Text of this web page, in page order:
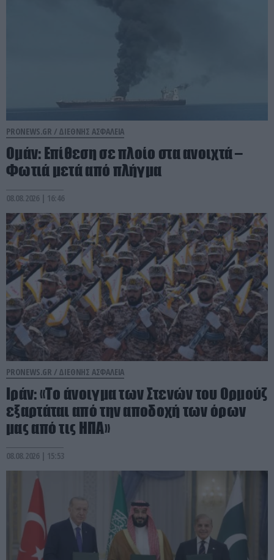
PRONEWS.GR / ΔΙΕΘΝΗΣ ΑΣΦΑΛΕΙΑ
Ομάν: Επίθεση σε πλοίο στα ανοιχτά –
Φωτιά μετά από πλήγμα
08.08.2026 | 16:46
PRONEWS.GR / ΔΙΕΘΝΗΣ ΑΣΦΑΛΕΙΑ
Ιράν: «Το άνοιγμα των Στενών του Ορμούζ
εξαρτάται από την αποδοχή των όρων
μας από τις ΗΠΑ»
08.08.2026 | 15:53